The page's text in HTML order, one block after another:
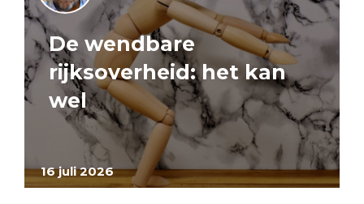
16 juli 2026
De wendbare
rijksoverheid: het kan
wel